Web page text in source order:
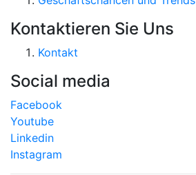
Kontaktieren Sie Uns
Kontakt
Social media
Facebook
Youtube
Linkedin
Instagram